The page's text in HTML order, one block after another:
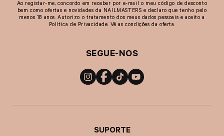
Ao registar-me, concordo em receber por e-mail o meu código de desconto
bem como ofertas e novidades da NAILMASTERS e declaro que tenho pelo
menos 18 anos. Autorizo o tratamento dos meus dados pessoais e aceito a
Política de Privacidade. Vê as condições da oferta.
SEGUE-NOS
InstagramFacebook
TikTokYouTube
SUPORTE